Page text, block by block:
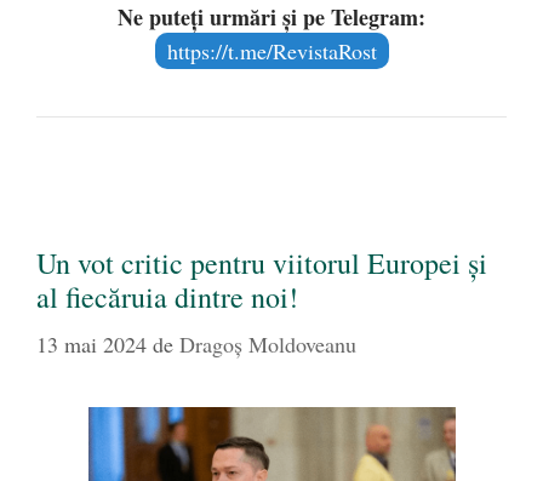
Ne puteți urmări și pe Telegram:
https://t.me/RevistaRost
Un vot critic pentru viitorul Europei și
al fiecăruia dintre noi!
13 mai 2024 de Dragoş Moldoveanu